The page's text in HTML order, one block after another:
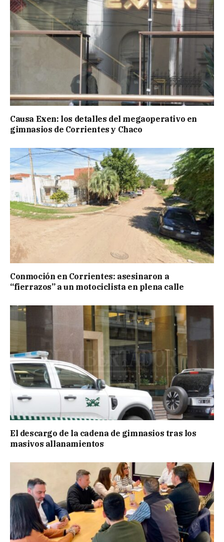
Causa Exen: los detalles del megaoperativo en
gimnasios de Corrientes y Chaco
Conmoción en Corrientes: asesinaron a
“fierrazos” a un motociclista en plena calle
El descargo de la cadena de gimnasios tras los
masivos allanamientos